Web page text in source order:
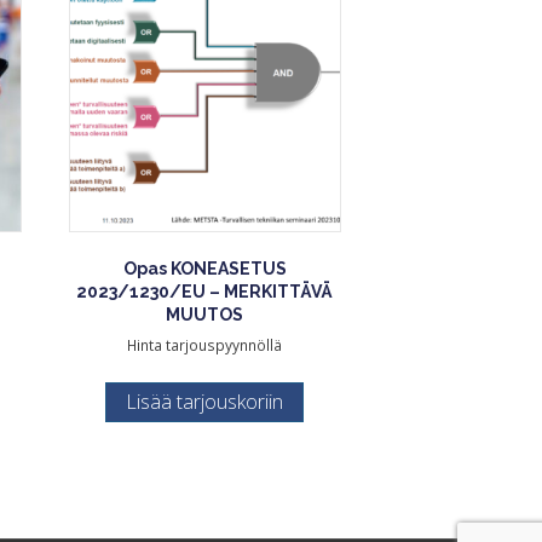
Opas KONEASETUS
2023/1230/EU – MERKITTÄVÄ
MUUTOS
Hinta tarjouspyynnöllä
Lisää tarjouskoriin